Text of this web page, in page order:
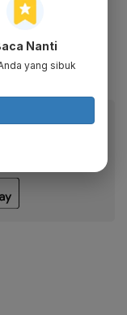
dan nikmati
Nanti
yang sibuk